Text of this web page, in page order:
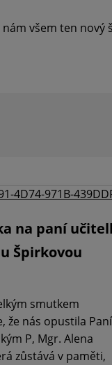
nám všem ten nový
na paní
Špirkovou
smutkem
že nás opustila Paní
P, Mgr. Alena
zůstává v paměti,